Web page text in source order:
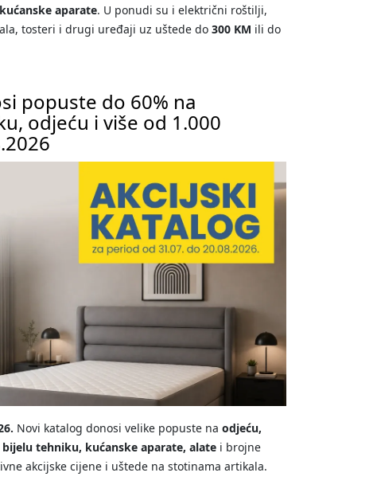
aparate. U ponudi su i električni roštilji,
tosteri i drugi uređaji uz uštede do 300 KM ili do
popuste do 60% na
odjeću i više od 1.000
Novi katalog donosi velike popuste na odjeću,
tehniku, kućanske aparate, alate i brojne
akcijske cijene i uštede na stotinama artikala.